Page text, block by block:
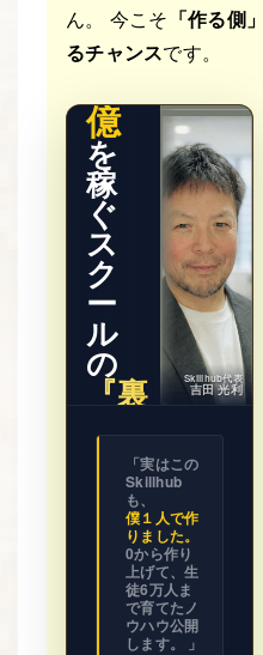
ん。 今こそ 「作る側
るチャンスです。
億
を
稼
ぐ
ス
ク
ー
ル
の
『裏
ビジネス
の設計図
全て見せ
Skillhub代表
吉田 光利
「実はこの
Skillhub
も、
僕１人で作
りました。
0から作り
上げて、生
徒6万人ま
で育てたノ
ウハウ公開
します。 」